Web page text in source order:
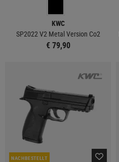
KWC
SP2022 V2 Metal Version Co2
€ 79,90
NACHBESTELLT